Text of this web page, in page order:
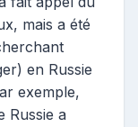
mais a été
en Russie
exemple,
Russie a